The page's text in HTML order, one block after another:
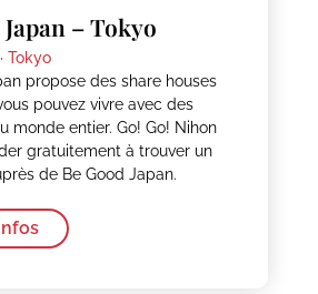
– Tokyo
Tokyo
propose des share houses
pouvez vivre avec des
monde entier. Go! Go! Nihon
gratuitement à trouver un
de Be Good Japan.